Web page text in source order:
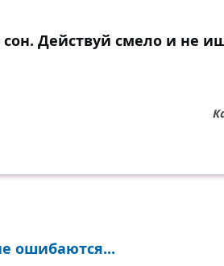
сон. Действуй смело и не
ошибаются...